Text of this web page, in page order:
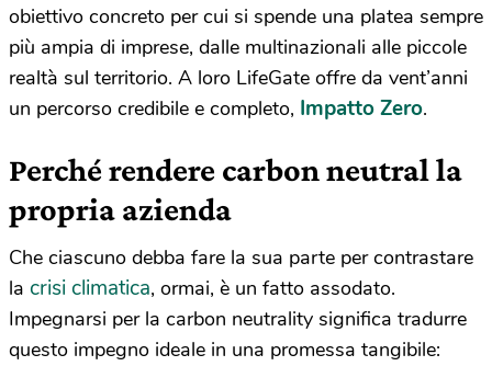
obiettivo concreto per cui si spende una platea sempre
più ampia di imprese, dalle multinazionali alle piccole
realtà sul territorio. A loro LifeGate offre da vent’anni
un percorso credibile e completo, Impatto Zero.
Perché rendere carbon neutral la
propria azienda
Che ciascuno debba fare la sua parte per contrastare
la crisi climatica, ormai, è un fatto assodato.
Impegnarsi per la carbon neutrality significa tradurre
questo impegno ideale in una promessa tangibile: